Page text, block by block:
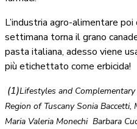
L’industria agro-alimentare
settimana torna il grano
pasta italiana, adesso viene
più etichettato come erbicida!
(1)Lifestyles and
Region of Tuscany Sonia
Maria Valeria Monechi Barbara